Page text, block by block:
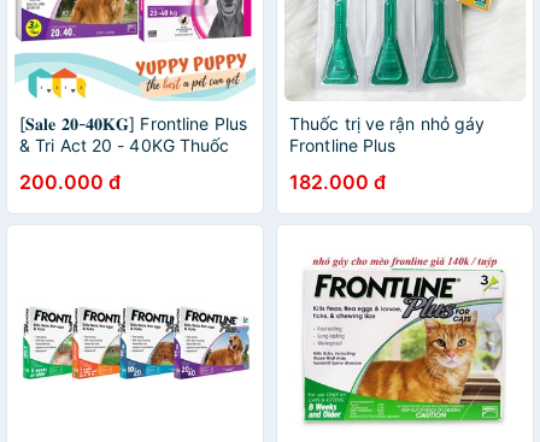
[𝐒𝐚𝐥𝐞 𝟐𝟎-𝟒𝟎𝐊𝐆] Frontline Plus
& Tri Act 20 - 40KG Thuốc
ruồi cho chó / cún
200.000 đ
Thuốc trị ve rận nhỏ gáy
Frontline Plus
182.000 đ